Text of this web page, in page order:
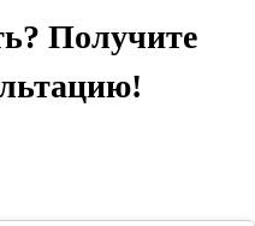
Получите